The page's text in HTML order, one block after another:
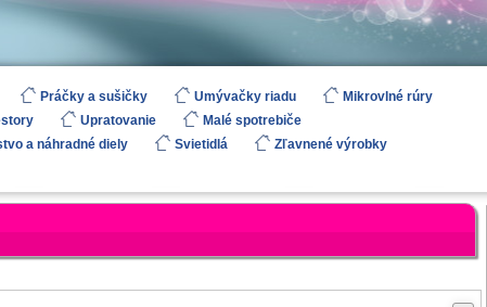
Práčky a sušičky Umývačky riadu
Mikrovlné rúry
Upratovanie
Malé spotrebiče
a náhradné diely
Svietidlá Zľavnené výrobky